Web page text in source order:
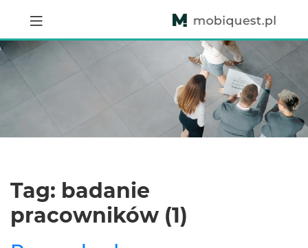
Tag: badanie
pracowników (1)